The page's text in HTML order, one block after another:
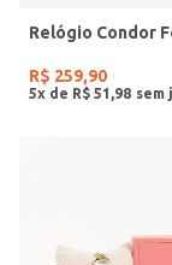
R$ 259,90
5x de R$ 51 98